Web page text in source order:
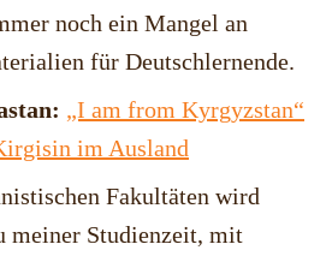
noch ein Mangel an
für Deutschlernende.
„I am from Kyrgyzstan“
im Ausland
Fakultäten wird
meiner Studienzeit, mit